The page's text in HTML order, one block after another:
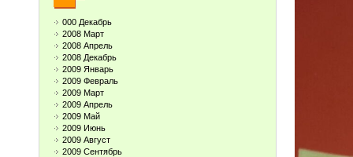
000 Декабрь
2008 Март
2008 Апрель
2008 Декабрь
2009 Январь
2009 Февраль
2009 Март
2009 Апрель
2009 Май
2009 Июнь
2009 Август
2009 Сентябрь